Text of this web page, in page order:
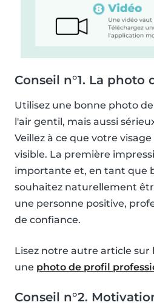
Conseil n°1. La photo
Utilisez une bonne photo
l'air gentil, mais aussi
Veillez à ce que votre
visible. La première
importante et, en tant que
souhaitez naturellement
une personne positive,
de confiance.
Lisez notre autre article sur
une photo de profil
Conseil n°2.